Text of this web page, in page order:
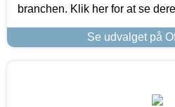
branchen. Klik her for at se
Se udvalget på